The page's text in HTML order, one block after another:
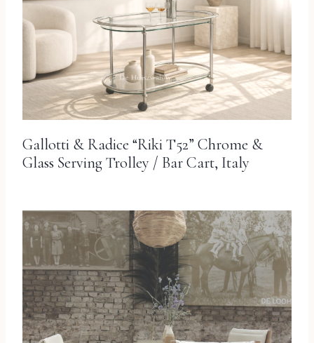
Gallotti & Radice “Riki T52” Chrome &
Glass Serving Trolley / Bar Cart, Italy